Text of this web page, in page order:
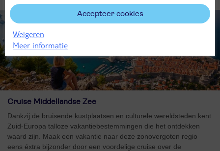
Cruise Middellandse Zee
Dankzij de bruisende kustplaatsen en culturele wereldsteden kent
Zuid-Europa talloze vakantiebestemmingen die het ontdekken
waard zijn. Maak een vakantie naar deze zonovergoten regio
eens éxtra bijzonder door een voordelige cruise over de
Accepteer cookies
Weigeren
Meer informatie